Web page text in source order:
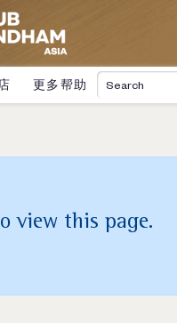
更多帮助
view this page.